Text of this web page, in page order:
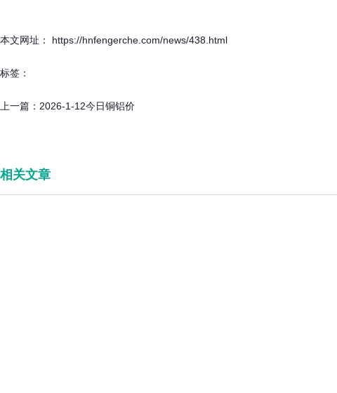
本文网址： https://hnfengerche.com/news/438.html
标签：
上一篇： 2026-1-12今日铜铝价
相关文章